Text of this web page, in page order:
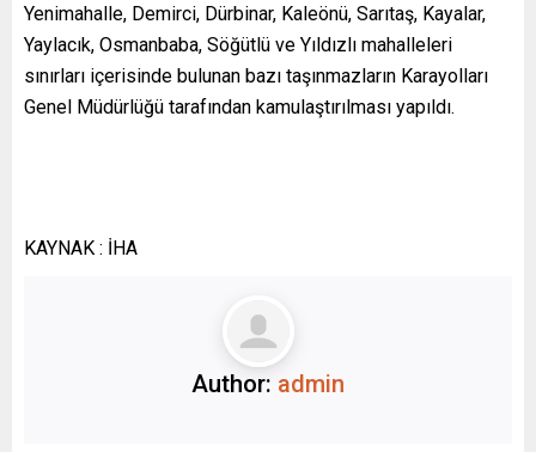
Yenimahalle, Demirci, Dürbinar, Kaleönü, Sarıtaş, Kayalar,
Yaylacık, Osmanbaba, Söğütlü ve Yıldızlı mahalleleri
sınırları içerisinde bulunan bazı taşınmazların Karayolları
Genel Müdürlüğü tarafından kamulaştırılması yapıldı.
KAYNAK : İHA
Author: admin